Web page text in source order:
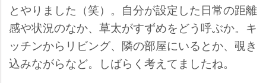
とやりました（笑）。自分が設定した日常の距離
感や状況のなか、草太がすずめをどう呼ぶか。キ
ッチンからリビング、隣の部屋にいるとか、覗き
込みながらなど。しばらく考えてましたね。